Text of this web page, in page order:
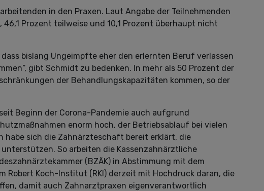
in den Praxen. Laut Angabe der Teilnehmenden
Prozent teilweise und 10,1 Prozent überhaupt nicht
bislang Ungeimpfte eher den erlernten Beruf verlassen
gibt Schmidt zu bedenken. In mehr als 50 Prozent der
der Behandlungskapazitäten kommen, so der
Beginn der Corona-Pandemie auch aufgrund
enorm hoch, der Betriebsablauf bei vielen
habe sich die Zahnärzteschaft bereit erklärt, die
So arbeiten die Kassenzahnärztliche
(BZÄK) in Abstimmung mit dem
Robert Koch-Institut (RKI) derzeit mit Hochdruck daran, die
damit auch Zahnarztpraxen eigenverantwortlich